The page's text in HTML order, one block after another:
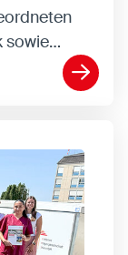
sowie…
zu
uns zu
Website